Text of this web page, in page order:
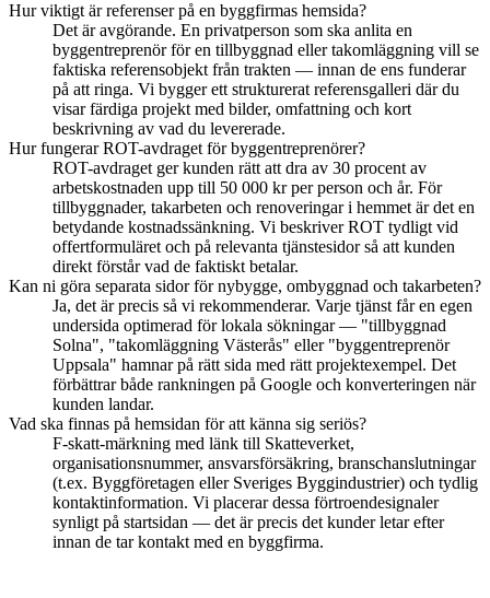
Hur viktigt är referenser på en byggfirmas hemsida?
Det är avgörande. En privatperson som ska anlita en
byggentreprenör för en tillbyggnad eller takomläggning vill se
faktiska referensobjekt från trakten — innan de ens funderar
på att ringa. Vi bygger ett strukturerat referensgalleri där du
visar färdiga projekt med bilder, omfattning och kort
beskrivning av vad du levererade.
Hur fungerar ROT-avdraget för byggentreprenörer?
ROT-avdraget ger kunden rätt att dra av 30 procent av
arbetskostnaden upp till 50 000 kr per person och år. För
tillbyggnader, takarbeten och renoveringar i hemmet är det en
betydande kostnadssänkning. Vi beskriver ROT tydligt vid
offertformuläret och på relevanta tjänstesidor så att kunden
direkt förstår vad de faktiskt betalar.
Kan ni göra separata sidor för nybygge, ombyggnad och takarbeten?
Ja, det är precis så vi rekommenderar. Varje tjänst får en egen
undersida optimerad för lokala sökningar — "tillbyggnad
Solna", "takomläggning Västerås" eller "byggentreprenör
Uppsala" hamnar på rätt sida med rätt projektexempel. Det
förbättrar både rankningen på Google och konverteringen när
kunden landar.
Vad ska finnas på hemsidan för att känna sig seriös?
F-skatt-märkning med länk till Skatteverket,
organisationsnummer, ansvarsförsäkring, branschanslutningar
(t.ex. Byggföretagen eller Sveriges Byggindustrier) och tydlig
kontaktinformation. Vi placerar dessa förtroendesignaler
synligt på startsidan — det är precis det kunder letar efter
innan de tar kontakt med en byggfirma.